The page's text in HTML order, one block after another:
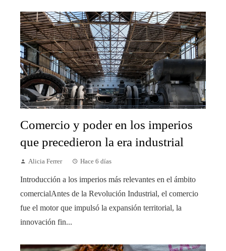
Comercio y poder en los imperios
que precedieron la era industrial
Alicia Ferrer Hace 6 días
Introducción a los imperios más relevantes en el ámbito
comercialAntes de la Revolución Industrial, el comercio
fue el motor que impulsó la expansión territorial, la
innovación fin...